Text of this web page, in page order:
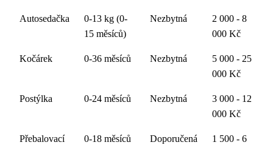
Autosedačka
0-13 kg (0-
15 měsíců)
Nezbytná
2 000 - 8
000 Kč
Kočárek 0-36 měsíců Nezbytná
5 000 - 25
000 Kč
Postýlka 0-24 měsíců Nezbytná
3 000 - 12
000 Kč
Přebalovací
0-18 měsíců Doporučená
1 500 - 6